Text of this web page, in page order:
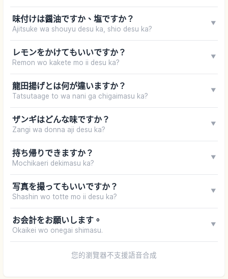
味付けは醤油ですか、塩ですか？
Ajitsuke wa shouyu desu ka, shio desu ka?
▼
レモンをかけてもいいですか？
Remon wo kakete mo ii desu ka?
▼
龍田揚げとは何が違いますか？
Tatsutaage to wa nani ga chigaimasu ka?
▼
ザンギはどんな味ですか？
Zangi wa donna aji desu ka?
▼
持ち帰りできますか？
Mochikaeri dekimasu ka?
▼
写真を撮ってもいいですか？
Shashin wo totte mo ii desu ka?
▼
お会計をお願いします。
Okaikei wo onegai shimasu.
▼
您的瀏覽器不支援語音合成